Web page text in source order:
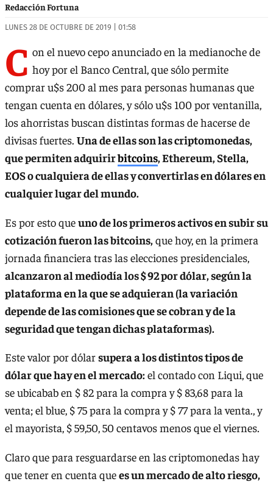
Redacción Fortuna
LUNES 28 DE OCTUBRE DE 2019 | 01:58
C on el nuevo cepo anunciado en la medianoche de
hoy por el Banco Central, que sólo permite
comprar u$s 200 al mes para personas humanas que
tengan cuenta en dólares, y sólo u$s 100 por ventanilla,
los ahorristas buscan distintas formas de hacerse de
divisas fuertes. Una de ellas son las criptomonedas,
que permiten adquirirbitcoins, Ethereum, Stella,
EOS o cualquiera de ellas y convertirlas en dólares en
cualquier lugar del mundo.
Es por esto queuno de los primeros activos en subir su
cotización fueron las bitcoins,que hoy, en la primera
jornada financiera tras las elecciones presidenciales,
alcanzaron al mediodía los $ 92 por dólar, según la
plataforma en la que se adquieran (la variación
depende de las comisiones que se cobran y de la
seguridad que tengan dichas plataformas).
Este valor por dólarsupera a los distintos tipos de
dólar que hay en el mercado:el contado con Liqui, que
se ubicabab en $ 82 para la compra y $ 83,68 para la
venta; el blue, $ 75 para la compra y $ 77 para la venta., y
el mayorista, $ 59,50, 50 centavos menos que el viernes.
Claro que para resguardarse en las criptomonedas hay
que tener en cuenta quees un mercado de alto riesgo,